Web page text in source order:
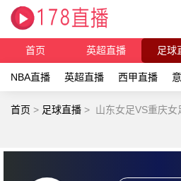
首页 英超直播 足球
NBA直播 英超直播 西甲直播
首页 > 足球直播 > 山东女足VS重庆女